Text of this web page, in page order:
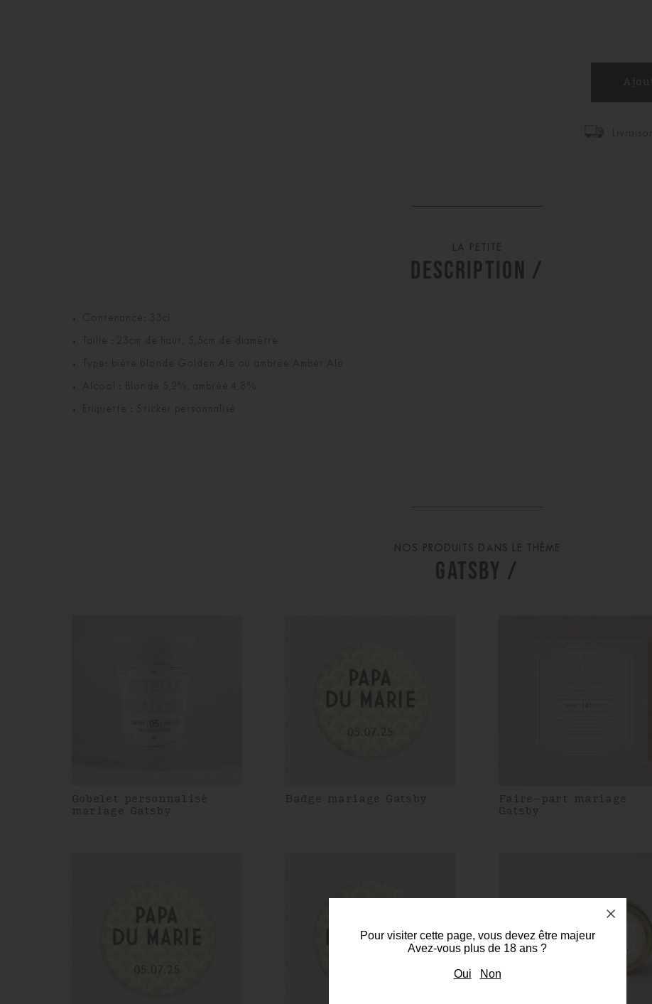
LA PETITE
DESCRIPTION /
Contenance: 33cl
Taille : 23cm de haut, 5,5cm de diamètre
Type: bière blonde Golden Ale ou ambrée Amber Ale
Alcool : Blonde 5,2%, ambrée 4,8%
Etiquette : Sticker personnalisé
NOS PRODUITS DANS LE THÈME
GATSBY /
Gobelet personnalisé
mariage Gatsby
Badge mariage Gatsby
Faire-part mariage
Gatsby
Pour visiter cette page, vous devez être majeur
Avez-vous plus de 18 ans ?
Oui Non